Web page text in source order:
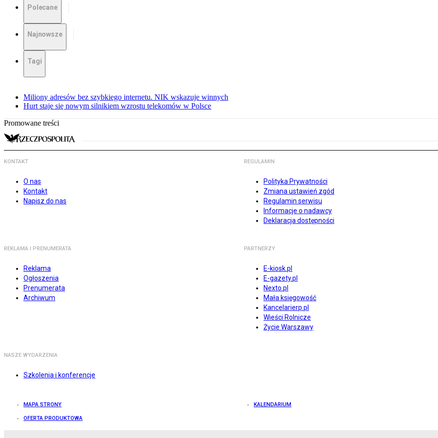
Polecane
Najnowsze
Tagi
Miliony adresów bez szybkiego internetu. NIK wskazuje winnych
Hurt staje się nowym silnikiem wzrostu telekomów w Polsce
Promowane treści
KONTAKT
O nas
Kontakt
Napisz do nas
REGULAMIN
Polityka Prywatności
Zmiana ustawień zgód
Regulamin serwisu
Informacje o nadawcy
Deklaracja dostępności
REKLAMA I PRENUMERATA
Reklama
Ogłoszenia
Prenumerata
Archiwum
PARTNERZY
E-kiosk.pl
E-gazety.pl
Nexto.pl
Mała księgowość
Kancelarierp.pl
Wieści Rolnicze
Życie Warszawy
NASZE WYDARZENIA
Szkolenia i konferencje
MAPA STRONY KALENDARIUM
OFERTA PRODUKTOWA